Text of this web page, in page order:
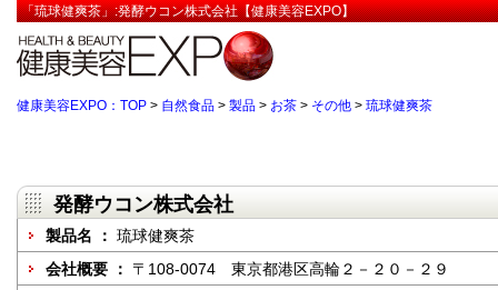
「琉球健爽茶」:発酵ウコン株式会社【健康美容EXPO】
健康美容EXPO：TOP > 自然食品 > 製品 > お茶 > その他 > 琉球健爽茶
発酵ウコン株式会社
製品名 ： 琉球健爽茶
会社概要 ： 〒108-0074 東京都港区高輪２－２０－２９